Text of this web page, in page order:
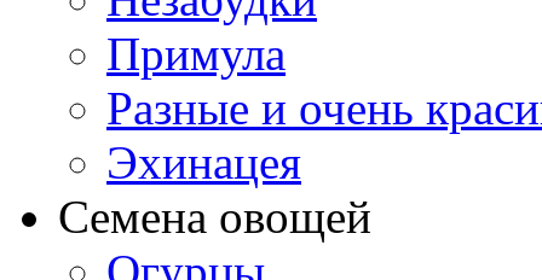
Примула
Разные и очень
Эхинацея
Семена овощей